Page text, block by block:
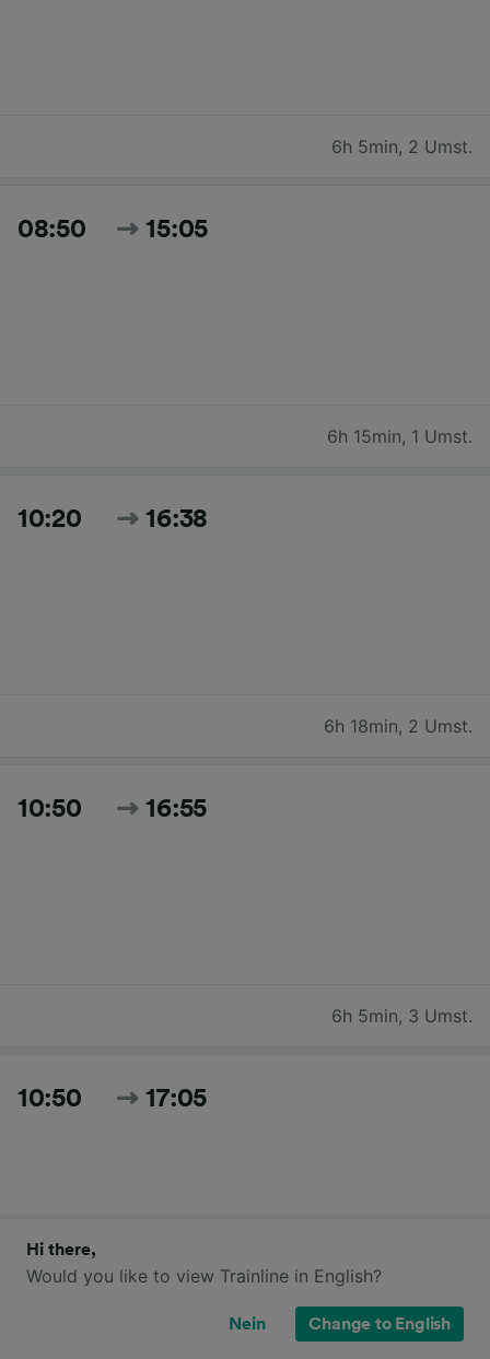
6h 5min, 2 Umst.
08:50 15:05
6h 15min, 1 Umst.
10:20 16:38
6h 18min, 2 Umst.
10:50 16:55
6h 5min, 3 Umst.
10:50 17:05
6h 15min,2 Umst.
Hi there,
Would you like to view Trainline in English?
Nein Change to English